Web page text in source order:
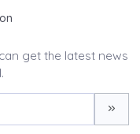
get the latest news